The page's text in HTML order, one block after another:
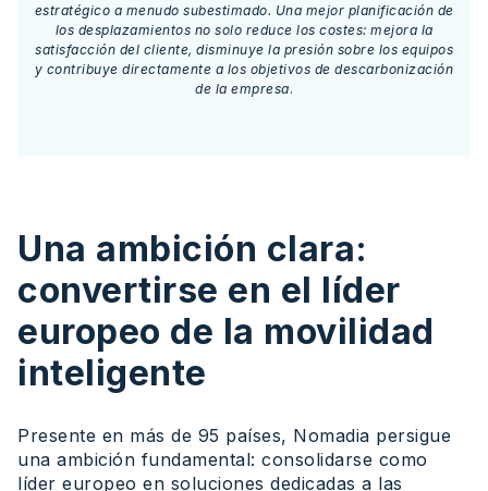
estratégico a menudo subestimado. Una mejor planificación de
los desplazamientos no solo reduce los costes: mejora la
satisfacción del cliente, disminuye la presión sobre los equipos
y contribuye directamente a los objetivos de descarbonización
de la empresa.
Una ambición clara:
convertirse en el líder
europeo de la movilidad
inteligente
Presente en más de 95 países, Nomadia persigue
una ambición fundamental: consolidarse como
líder europeo en soluciones dedicadas a las